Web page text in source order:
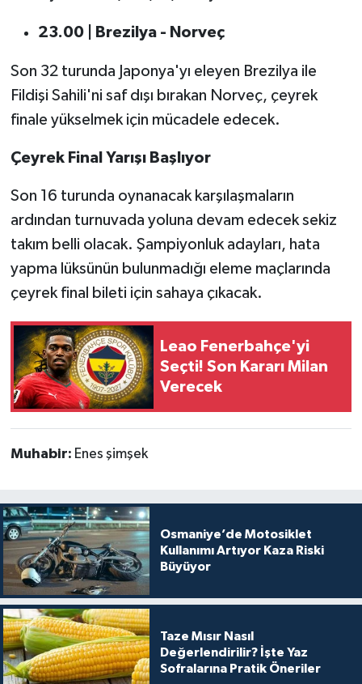
23.00 | Brezilya - Norveç
Son 32 turunda Japonya'yı eleyen Brezilya ile
Fildişi Sahili'ni saf dışı bırakan Norveç, çeyrek
finale yükselmek için mücadele edecek.
Çeyrek Final Yarışı Başlıyor
Son 16 turunda oynanacak karşılaşmaların
ardından turnuvada yoluna devam edecek sekiz
takım belli olacak. Şampiyonluk adayları, hata
yapma lüksünün bulunmadığı eleme maçlarında
çeyrek final bileti için sahaya çıkacak.
Leao Fenerbahçe'yi
Seçti! Son Kararı Milan
Verecek
Muhabir: Enes şimşek
Osmaniye’de Motosiklet
Kullanımı Artıyor Kaza Riski
Büyüyor
Taze Mısır Nasıl
Değerlendirilir? İşte Yaz
Sofralarına Pratik Öneriler